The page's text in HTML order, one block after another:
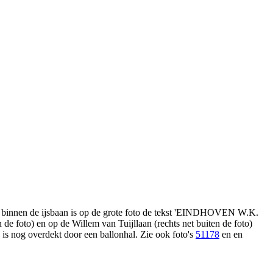
de ijsbaan is op de grote foto de tekst 'EINDHOVEN W.K.
foto) en op de Willem van Tuijllaan (rechts net buiten de foto)
nog overdekt door een ballonhal. Zie ook foto's 51178 en en